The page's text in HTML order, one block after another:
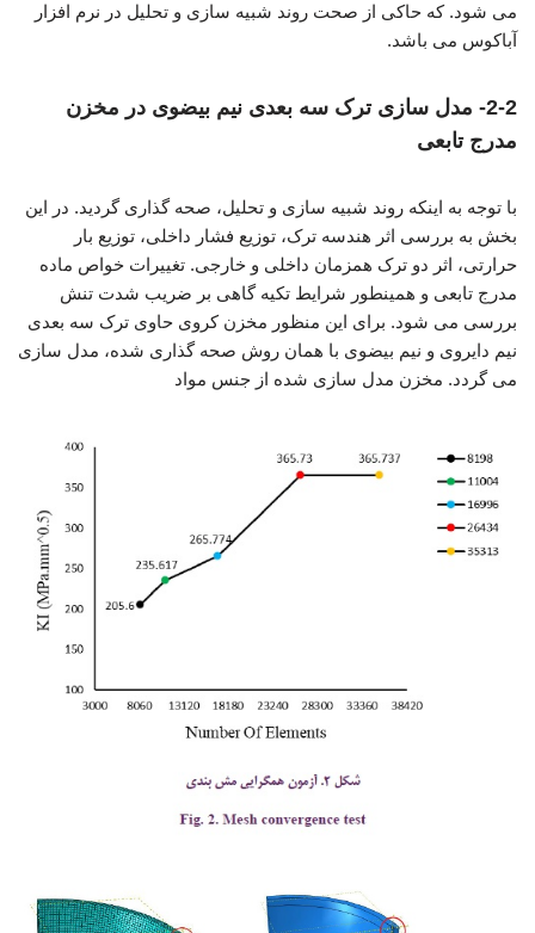
می شود. که حاکی از صحت روند شبیه سازی و تحلیل در نرم افزار
آباکوس می باشد.
2-2- مدل سازی ترک سه بعدی نیم بیضوی در مخزن
مدرج تابعی
با توجه به اینکه روند شبیه سازی و تحلیل، صحه گذاری گردید. در این
بخش به بررسی اثر هندسه ترک، توزیع فشار داخلی، توزیع بار
حرارتی، اثر دو ترک همزمان داخلی و خارجی. تغییرات خواص ماده
مدرج تابعی و همینطور شرایط تکیه گاهی بر ضریب شدت تنش
بررسی می شود. برای این منظور مخزن کروی حاوی ترک سه بعدی
نیم دایروی و نیم بیضوی با همان روش صحه گذاری شده، مدل سازی
می گردد. مخزن مدل سازی شده از جنس مواد